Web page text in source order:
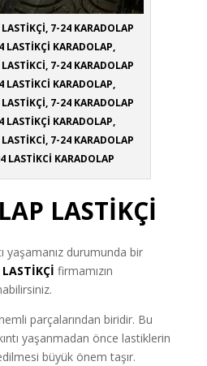
7-24 KARADOLAP
LASTİKÇİ KARADOLAP,
7-24 KARADOLAP
LASTİKCİ KARADOLAP,
7-24 KARADOLAP
LASTİKÇİ KARADOLAP,
7-24 KARADOLAP
LASTİKCİ KARADOLAP
LASTİKÇİ
yaşamanız durumunda bir
firmamızın
parçalarından biridir. Bu
yaşanmadan önce lastiklerin
büyük önem taşır.